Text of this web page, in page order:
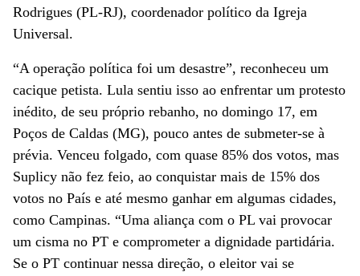
Rodrigues (PL-RJ), coordenador político da Igreja
Universal.
“A operação política foi um desastre”, reconheceu um
cacique petista. Lula sentiu isso ao enfrentar um protesto
inédito, de seu próprio rebanho, no domingo 17, em
Poços de Caldas (MG), pouco antes de submeter-se à
prévia. Venceu folgado, com quase 85% dos votos, mas
Suplicy não fez feio, ao conquistar mais de 15% dos
votos no País e até mesmo ganhar em algumas cidades,
como Campinas. “Uma aliança com o PL vai provocar
um cisma no PT e comprometer a dignidade partidária.
Se o PT continuar nessa direção, o eleitor vai se